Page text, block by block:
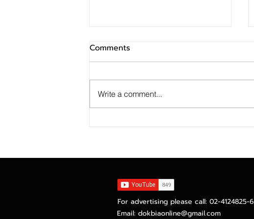
Krungthai CIO มองหุ้น AI
ปลอดภัย
Comments
Write a comment...
For advertising please call: 02-4124825-6
Email: dokbiaonline@gmail.com